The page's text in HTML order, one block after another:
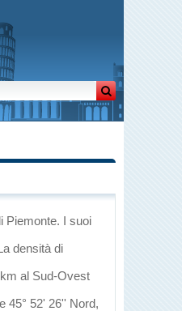
Piemonte. I suoi
densità di
al Sud-Ovest
45° 52' 26'' Nord,